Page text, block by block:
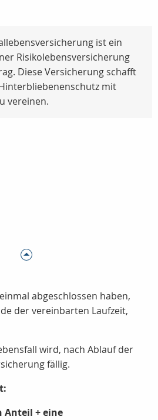
ist ein
Risikolebensversicherung
Diese Versicherung schafft
mit
vereinen.
abgeschlossen haben,
der vereinbarten Laufzeit,
wird, nach Ablauf der
fällig.
+ eine